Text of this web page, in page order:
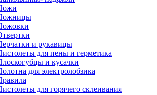
и рукавицы
для пены и герметика
и кусачки
для электролобзика
для горячего склеивания